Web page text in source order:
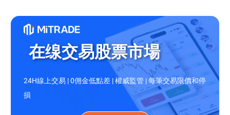
在缐交易股票市場
24H線上交易 | 0佣金低點差 | 權威監管 | 每筆交易限價和停
損